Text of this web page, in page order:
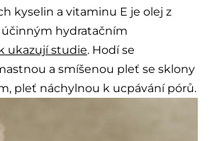
kyselin a vitaminu E je olej z
hydratačním
ukazují studie. Hodí se
a smíšenou pleť se sklony
pleť náchylnou k ucpávání pórů.